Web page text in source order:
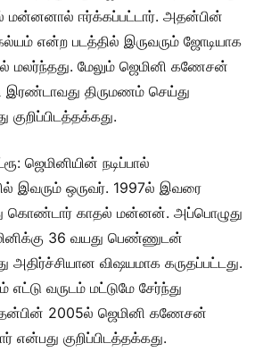
மன்னனால் ஈர்க்கப்பட்டார். அதன்பின்
என்ற படத்தில் இருவரும் ஜோடியாக
மலர்ந்தது. மேலும் ஜெமினி கணேசன்
இரண்டாவது திருமணம் செய்து
ஜெமினியின் நடிப்பால்
இவரும் ஒருவர். 1997ல் இவரை
கொண்டார் காதல் மன்னன். அப்பொழுது
36 வயது பெண்ணுடன்
அதிர்ச்சியான விஷயமாக கருதப்பட்டது.
வருடம் மட்டுமே சேர்ந்து
2005ல் ஜெமினி கணேசன்
குறிப்பிடத்தக்கது.